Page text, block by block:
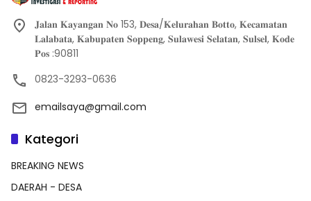
𝐉𝐚𝐥𝐚𝐧 𝐊𝐚𝐲𝐚𝐧𝐠𝐚𝐧 𝐍𝐨 153, 𝐃𝐞𝐬𝐚/𝐊𝐞𝐥𝐮𝐫𝐚𝐡𝐚𝐧 𝐁𝐨𝐭𝐭𝐨, 𝐊𝐞𝐜𝐚𝐦𝐚𝐭𝐚𝐧
𝐋𝐚𝐥𝐚𝐛𝐚𝐭𝐚, 𝐊𝐚𝐛𝐮𝐩𝐚𝐭𝐞𝐧 𝐒𝐨𝐩𝐩𝐞𝐧𝐠, 𝐒𝐮𝐥𝐚𝐰𝐞𝐬𝐢 𝐒𝐞𝐥𝐚𝐭𝐚𝐧, 𝐒𝐮𝐥𝐬𝐞𝐥, 𝐊𝐨𝐝𝐞
𝐏𝐨𝐬 :90811
0823-3293-0636
emailsaya@gmail.com
Kategori
BREAKING NEWS
DAERAH - DESA